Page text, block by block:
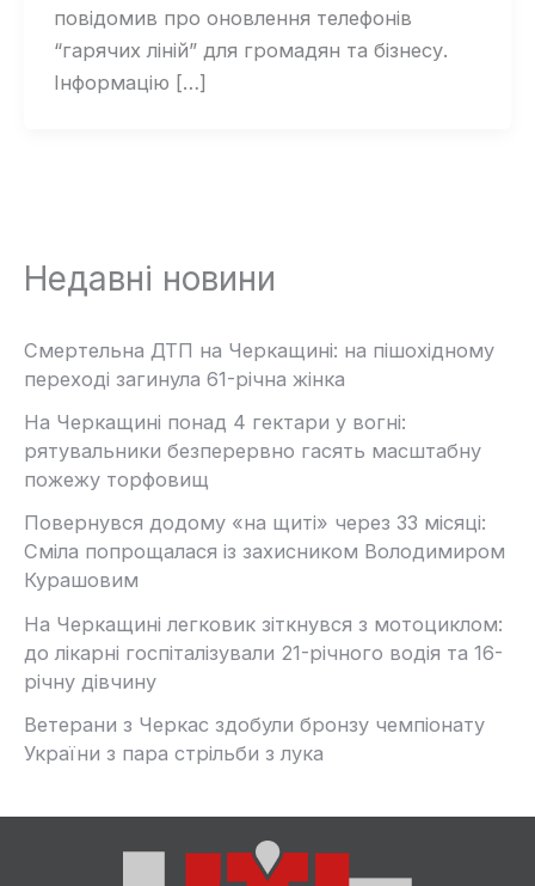
повідомив про оновлення телефонів
“гарячих ліній” для громадян та бізнесу.
Інформацію […]
Недавні новини
Смертельна ДТП на Черкащині: на пішохідному
переході загинула 61-річна жінка
На Черкащині понад 4 гектари у вогні:
рятувальники безперервно гасять масштабну
пожежу торфовищ
Повернувся додому «на щиті» через 33 місяці:
Сміла попрощалася із захисником Володимиром
Курашовим
На Черкащині легковик зіткнувся з мотоциклом:
до лікарні госпіталізували 21-річного водія та 16-
річну дівчину
Ветерани з Черкас здобули бронзу чемпіонату
України з пара стрільби з лука